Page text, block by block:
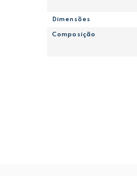
Dimensões
Composição